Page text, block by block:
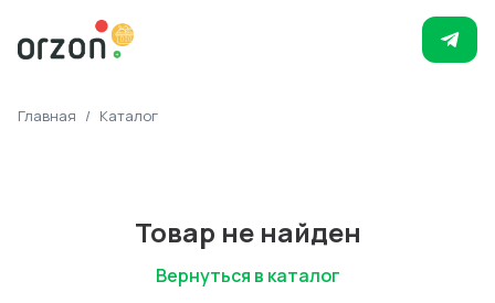
Главная / Каталог
Товар не найден
Вернуться в каталог